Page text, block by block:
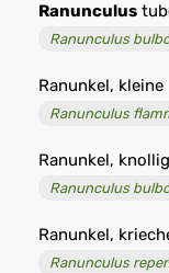
Ranunculus
Ranunculus
Ranunkel, kleine
Ranunculus
Ranunkel,
Ranunculus
Ranunkel,
Ranunculus